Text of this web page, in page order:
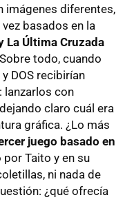
imágenes diferentes,
basados en la
La Última Cruzada
todo, cuando
DOS recibirían
lanzarlos con
claro cuál era
gráfica. ¿Lo más
juego basado en
por Taito y en su
ni nada de
¿qué ofrecía